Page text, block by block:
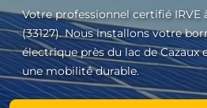
Votre professionnel certifié IRVE
(33127). Nous installons votre
électrique près du lac de Cazaux
une mobilité durable.